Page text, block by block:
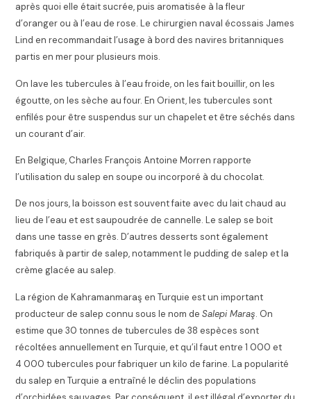
après quoi elle était sucrée, puis aromatisée à la fleur
d’oranger ou à l’eau de rose. Le chirurgien naval écossais James
Lind en recommandait l’usage à bord des navires britanniques
partis en mer pour plusieurs mois.
On lave les tubercules à l’eau froide, on les fait bouillir, on les
égoutte, on les sèche au four. En Orient, les tubercules sont
enfilés pour être suspendus sur un chapelet et être séchés dans
un courant d’air.
En Belgique, Charles François Antoine Morren rapporte
l’utilisation du salep en soupe ou incorporé à du chocolat.
De nos jours, la boisson est souvent faite avec du lait chaud au
lieu de l’eau et est saupoudrée de cannelle. Le salep se boit
dans une tasse en grès. D’autres desserts sont également
fabriqués à partir de salep, notamment le pudding de salep et la
crème glacée au salep.
La région de Kahramanmaraş en Turquie est un important
producteur de salep connu sous le nom deSalepi Maraş. On
estime que 30 tonnes de tubercules de 38 espèces sont
récoltées annuellement en Turquie, et qu’il faut entre 1 000 et
4 000 tubercules pour fabriquer un kilo de farine. La popularité
du salep en Turquie a entraîné le déclin des populations